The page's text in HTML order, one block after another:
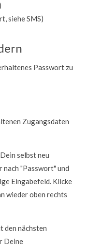
siehe SMS)
Passwort zu
Zugangsdaten
selbst neu
"Passwort" und
Eingabefeld. Klicke
wieder oben rechts
den nächsten
Deine